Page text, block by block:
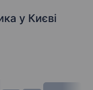
у Києві